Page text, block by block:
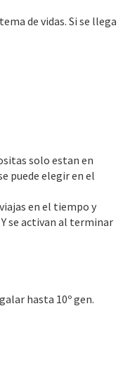
de vidas. Si se llega
solo estan en
puede elegir en el
en el tiempo y
se activan al terminar
hasta 10º gen.